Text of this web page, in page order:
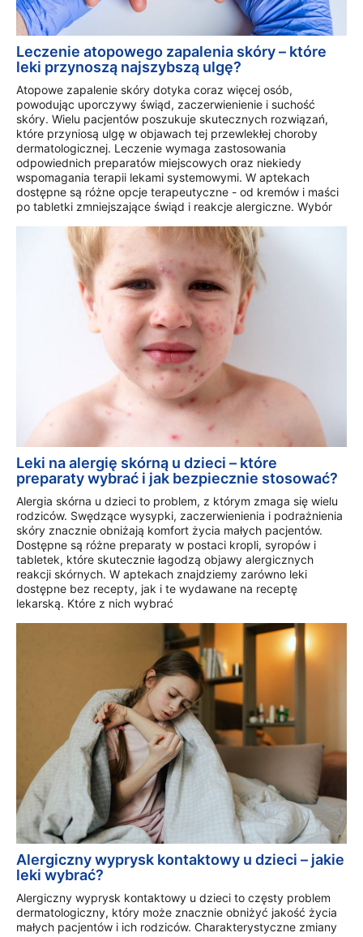
Leczenie atopowego zapalenia skóry – które
leki przynoszą najszybszą ulgę?
Atopowe zapalenie skóry dotyka coraz więcej osób,
powodując uporczywy świąd, zaczerwienienie i suchość
skóry. Wielu pacjentów poszukuje skutecznych rozwiązań,
które przyniosą ulgę w objawach tej przewlekłej choroby
dermatologicznej. Leczenie wymaga zastosowania
odpowiednich preparatów miejscowych oraz niekiedy
wspomagania terapii lekami systemowymi. W aptekach
dostępne są różne opcje terapeutyczne - od kremów i maści
po tabletki zmniejszające świąd i reakcje alergiczne. Wybór
Leki na alergię skórną u dzieci – które
preparaty wybrać i jak bezpiecznie stosować?
Alergia skórna u dzieci to problem, z którym zmaga się wielu
rodziców. Swędzące wysypki, zaczerwienienia i podrażnienia
skóry znacznie obniżają komfort życia małych pacjentów.
Dostępne są różne preparaty w postaci kropli, syropów i
tabletek, które skutecznie łagodzą objawy alergicznych
reakcji skórnych. W aptekach znajdziemy zarówno leki
dostępne bez recepty, jak i te wydawane na receptę
lekarską. Które z nich wybrać
Alergiczny wyprysk kontaktowy u dzieci – jakie
leki wybrać?
Alergiczny wyprysk kontaktowy u dzieci to częsty problem
dermatologiczny, który może znacznie obniżyć jakość życia
małych pacjentów i ich rodziców. Charakterystyczne zmiany